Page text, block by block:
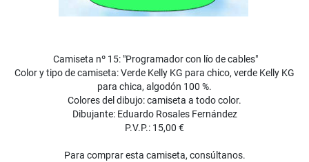
Camiseta nº 15: "Programador con lío de cables"
Color y tipo de camiseta: Verde Kelly KG para chico, verde Kelly KG
para chica, algodón 100 %.
Colores del dibujo: camiseta a todo color.
Dibujante: Eduardo Rosales Fernández
P.V.P.: 15,00 €
Para comprar esta camiseta, consúltanos.